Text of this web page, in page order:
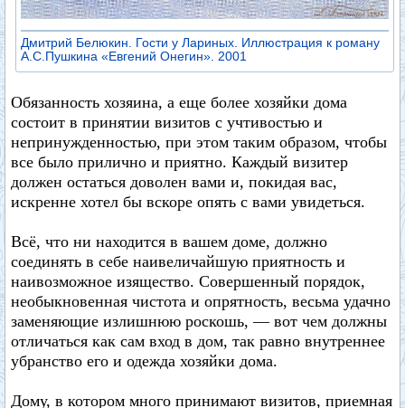
Дмитрий Белюкин. Гости у Лариных. Иллюстрация к роману
А.С.Пушкина «Евгений Онегин». 2001
Обязанность хозяина, а еще более хозяйки дома
состоит в принятии визитов с учтивостью и
непринужденностью, при этом таким образом, чтобы
все было прилично и приятно. Каждый визитер
должен остаться доволен вами и, покидая вас,
искренне хотел бы вскоре опять с вами увидеться.
Всё, что ни находится в вашем доме, должно
соединять в себе наивеличайшую приятность и
наивозможное изящество. Совершенный порядок,
необыкновенная чистота и опрятность, весьма удачно
заменяющие излишнюю роскошь, — вот чем должны
отличаться как сам вход в дом, так равно внутреннее
убранство его и одежда хозяйки дома.
Дому, в котором много принимают визитов, приемная